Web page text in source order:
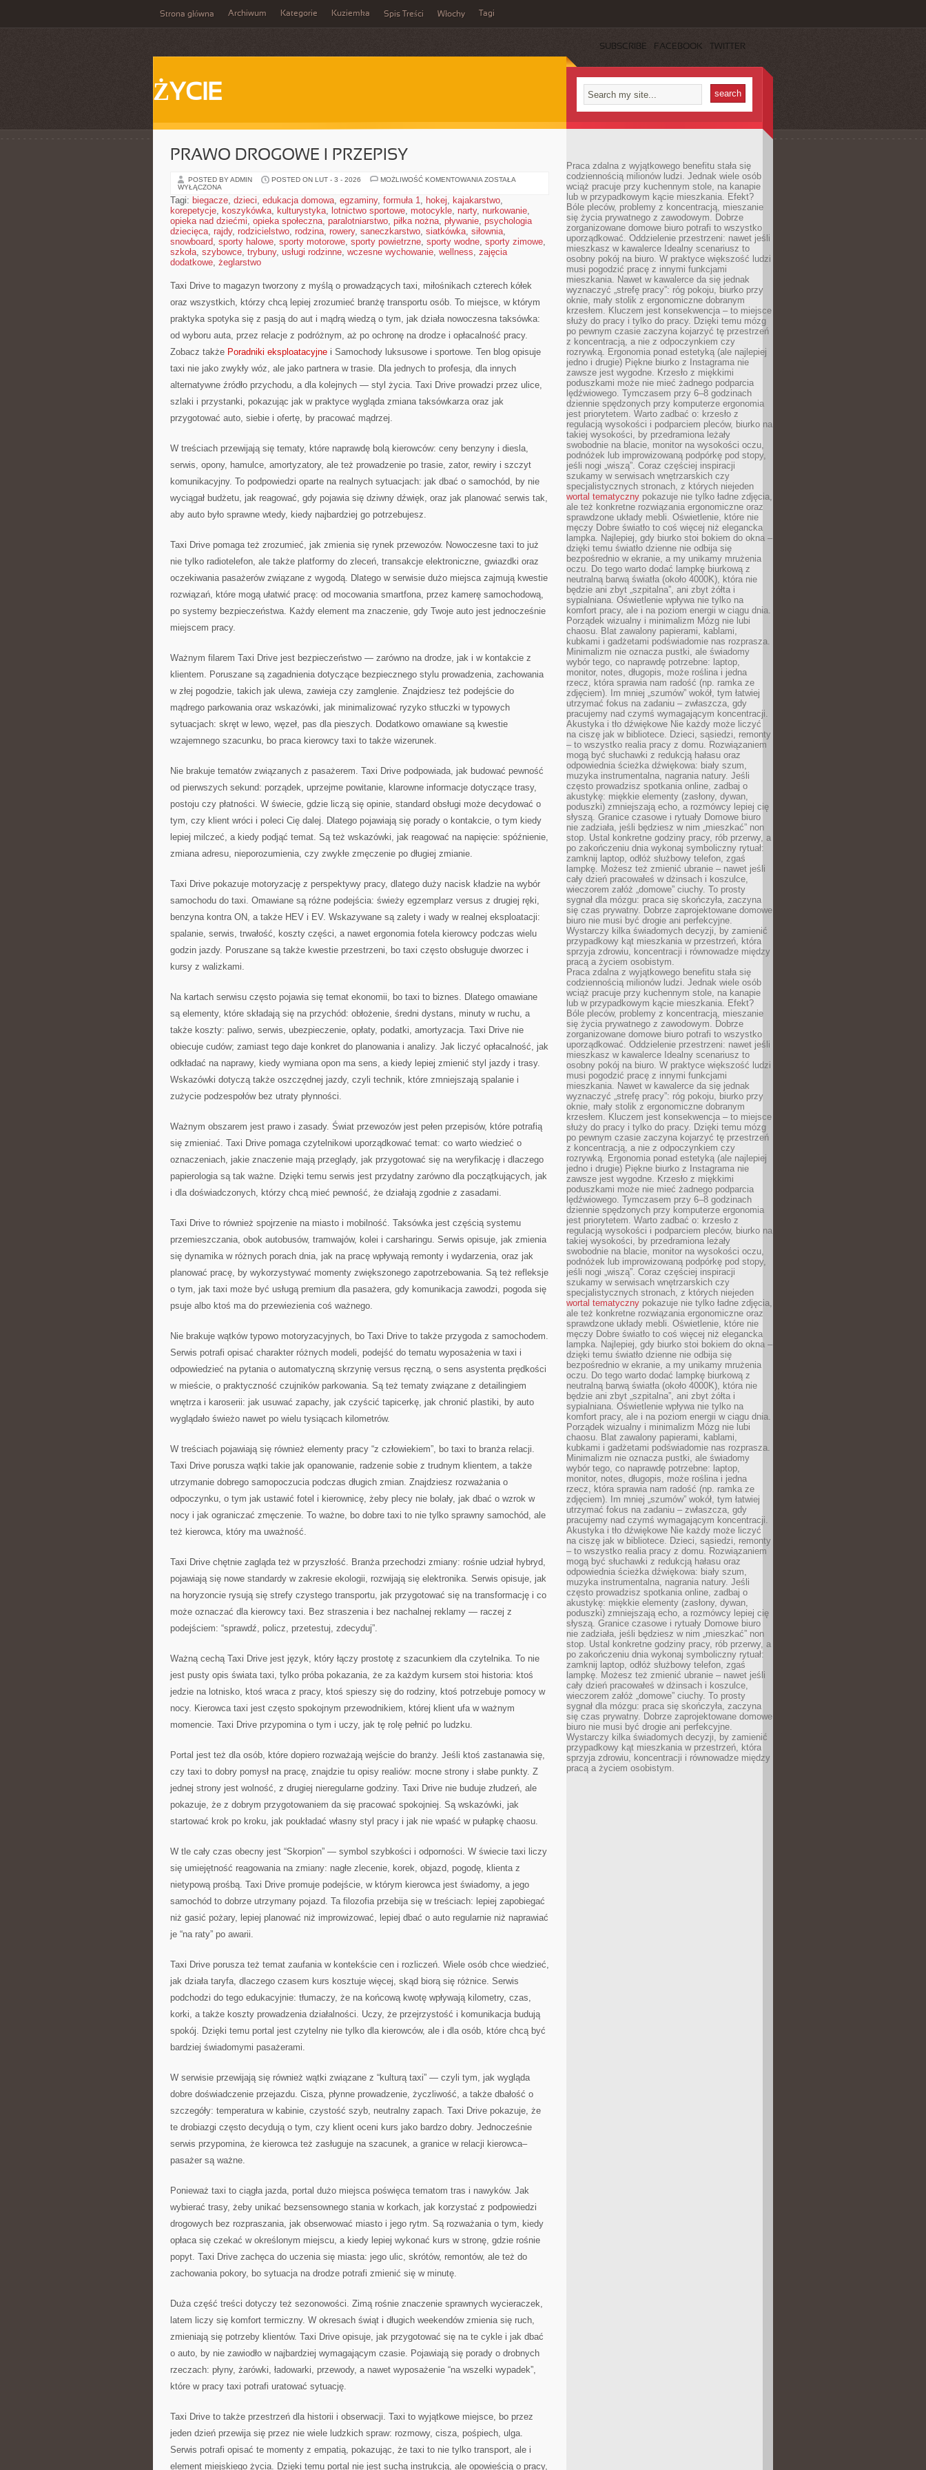
Strona główna Archiwum Kategorie Kuziemka Spis Treści Włochy Tagi
SUBSCRIBE FACEBOOK TWITTER
ŻYCIE
PRAWO DROGOWE I PRZEPISY
POSTED BY ADMIN POSTED ON LUT - 3 - 2026 MOŻLIWOŚĆ KOMENTOWANIA PRAWO
PRZEPISY
ZOSTAŁA
WYŁĄCZONA
Tagi: biegacze, dzieci, edukacja domowa, egzaminy, formuła 1, hokej, kajakarstwo,
korepetycje, koszykówka, kulturystyka, lotnictwo sportowe, motocykle, narty, nurkowanie,
opieka nad dziećmi, opieka społeczna, paralotniarstwo, piłka nożna, pływanie, psychologia
dziecięca, rajdy, rodzicielstwo, rodzina, rowery, saneczkarstwo, siatkówka, siłownia,
snowboard, sporty halowe, sporty motorowe, sporty powietrzne, sporty wodne, sporty zimowe,
szkoła, szybowce, trybuny, usługi rodzinne, wczesne wychowanie, wellness, zajęcia
dodatkowe, żeglarstwo
Taxi Drive to magazyn tworzony z myślą o prowadzących taxi, miłośnikach czterech kółek
oraz wszystkich, którzy chcą lepiej zrozumieć branżę transportu osób. To miejsce, w którym
praktyka spotyka się z pasją do aut i mądrą wiedzą o tym, jak działa nowoczesna taksówka:
od wyboru auta, przez relacje z podróżnym, aż po ochronę na drodze i opłacalność pracy.
Zobacz także Poradniki eksploatacyjne i Samochody luksusowe i sportowe. Ten blog opisuje
taxi nie jako zwykły wóz, ale jako partnera w trasie. Dla jednych to profesja, dla innych
alternatywne źródło przychodu, a dla kolejnych — styl życia. Taxi Drive prowadzi przez ulice,
szlaki i przystanki, pokazując jak w praktyce wygląda zmiana taksówkarza oraz jak
przygotować auto, siebie i ofertę, by pracować mądrzej.
W treściach przewijają się tematy, które naprawdę bolą kierowców: ceny benzyny i diesla,
serwis, opony, hamulce, amortyzatory, ale też prowadzenie po trasie, zator, rewiry i szczyt
komunikacyjny. To podpowiedzi oparte na realnych sytuacjach: jak dbać o samochód, by nie
wyciągał budżetu, jak reagować, gdy pojawia się dziwny dźwięk, oraz jak planować serwis tak,
aby auto było sprawne wtedy, kiedy najbardziej go potrzebujesz.
Taxi Drive pomaga też zrozumieć, jak zmienia się rynek przewozów. Nowoczesne taxi to już
nie tylko radiotelefon, ale także platformy do zleceń, transakcje elektroniczne, gwiazdki oraz
oczekiwania pasażerów związane z wygodą. Dlatego w serwisie dużo miejsca zajmują kwestie
rozwiązań, które mogą ułatwić pracę: od mocowania smartfona, przez kamerę samochodową,
po systemy bezpieczeństwa. Każdy element ma znaczenie, gdy Twoje auto jest jednocześnie
miejscem pracy.
Ważnym filarem Taxi Drive jest bezpieczeństwo — zarówno na drodze, jak i w kontakcie z
klientem. Poruszane są zagadnienia dotyczące bezpiecznego stylu prowadzenia, zachowania
w złej pogodzie, takich jak ulewa, zawieja czy zamglenie. Znajdziesz też podejście do
mądrego parkowania oraz wskazówki, jak minimalizować ryzyko stłuczki w typowych
sytuacjach: skręt w lewo, węzeł, pas dla pieszych. Dodatkowo omawiane są kwestie
wzajemnego szacunku, bo praca kierowcy taxi to także wizerunek.
Nie brakuje tematów związanych z pasażerem. Taxi Drive podpowiada, jak budować pewność
od pierwszych sekund: porządek, uprzejme powitanie, klarowne informacje dotyczące trasy,
postoju czy płatności. W świecie, gdzie liczą się opinie, standard obsługi może decydować o
tym, czy klient wróci i poleci Cię dalej. Dlatego pojawiają się porady o kontakcie, o tym kiedy
lepiej milczeć, a kiedy podjąć temat. Są też wskazówki, jak reagować na napięcie: spóźnienie,
zmiana adresu, nieporozumienia, czy zwykłe zmęczenie po długiej zmianie.
Taxi Drive pokazuje motoryzację z perspektywy pracy, dlatego duży nacisk kładzie na wybór
samochodu do taxi. Omawiane są różne podejścia: świeży egzemplarz versus z drugiej ręki,
benzyna kontra ON, a także HEV i EV. Wskazywane są zalety i wady w realnej eksploatacji:
spalanie, serwis, trwałość, koszty części, a nawet ergonomia fotela kierowcy podczas wielu
godzin jazdy. Poruszane są także kwestie przestrzeni, bo taxi często obsługuje dworzec i
kursy z walizkami.
Na kartach serwisu często pojawia się temat ekonomii, bo taxi to biznes. Dlatego omawiane
są elementy, które składają się na przychód: obłożenie, średni dystans, minuty w ruchu, a
także koszty: paliwo, serwis, ubezpieczenie, opłaty, podatki, amortyzacja. Taxi Drive nie
obiecuje cudów; zamiast tego daje konkret do planowania i analizy. Jak liczyć opłacalność, jak
odkładać na naprawy, kiedy wymiana opon ma sens, a kiedy lepiej zmienić styl jazdy i trasy.
Wskazówki dotyczą także oszczędnej jazdy, czyli technik, które zmniejszają spalanie i
zużycie podzespołów bez utraty płynności.
Ważnym obszarem jest prawo i zasady. Świat przewozów jest pełen przepisów, które potrafią
się zmieniać. Taxi Drive pomaga czytelnikowi uporządkować temat: co warto wiedzieć o
oznaczeniach, jakie znaczenie mają przeglądy, jak przygotować się na weryfikację i dlaczego
papierologia są tak ważne. Dzięki temu serwis jest przydatny zarówno dla początkujących, jak
i dla doświadczonych, którzy chcą mieć pewność, że działają zgodnie z zasadami.
Taxi Drive to również spojrzenie na miasto i mobilność. Taksówka jest częścią systemu
przemieszczania, obok autobusów, tramwajów, kolei i carsharingu. Serwis opisuje, jak zmienia
się dynamika w różnych porach dnia, jak na pracę wpływają remonty i wydarzenia, oraz jak
planować pracę, by wykorzystywać momenty zwiększonego zapotrzebowania. Są też refleksje
o tym, jak taxi może być usługą premium dla pasażera, gdy komunikacja zawodzi, pogoda się
psuje albo ktoś ma do przewiezienia coś ważnego.
Nie brakuje wątków typowo motoryzacyjnych, bo Taxi Drive to także przygoda z samochodem.
Serwis potrafi opisać charakter różnych modeli, podejść do tematu wyposażenia w taxi i
odpowiedzieć na pytania o automatyczną skrzynię versus ręczną, o sens asystenta prędkości
w mieście, o praktyczność czujników parkowania. Są też tematy związane z detailingiem
wnętrza i karoserii: jak usuwać zapachy, jak czyścić tapicerkę, jak chronić plastiki, by auto
wyglądało świeżo nawet po wielu tysiącach kilometrów.
W treściach pojawiają się również elementy pracy “z człowiekiem”, bo taxi to branża relacji.
Taxi Drive porusza wątki takie jak opanowanie, radzenie sobie z trudnym klientem, a także
utrzymanie dobrego samopoczucia podczas długich zmian. Znajdziesz rozważania o
odpoczynku, o tym jak ustawić fotel i kierownicę, żeby plecy nie bolały, jak dbać o wzrok w
nocy i jak ograniczać zmęczenie. To ważne, bo dobre taxi to nie tylko sprawny samochód, ale
też kierowca, który ma uważność.
Taxi Drive chętnie zagląda też w przyszłość. Branża przechodzi zmiany: rośnie udział hybryd,
pojawiają się nowe standardy w zakresie ekologii, rozwijają się elektronika. Serwis opisuje, jak
na horyzoncie rysują się strefy czystego transportu, jak przygotować się na transformację i co
może oznaczać dla kierowcy taxi. Bez straszenia i bez nachalnej reklamy — raczej z
podejściem: “sprawdź, policz, przetestuj, zdecyduj”.
Ważną cechą Taxi Drive jest język, który łączy prostotę z szacunkiem dla czytelnika. To nie
jest pusty opis świata taxi, tylko próba pokazania, że za każdym kursem stoi historia: ktoś
jedzie na lotnisko, ktoś wraca z pracy, ktoś spieszy się do rodziny, ktoś potrzebuje pomocy w
nocy. Kierowca taxi jest często spokojnym przewodnikiem, której klient ufa w ważnym
momencie. Taxi Drive przypomina o tym i uczy, jak tę rolę pełnić po ludzku.
Portal jest też dla osób, które dopiero rozważają wejście do branży. Jeśli ktoś zastanawia się,
czy taxi to dobry pomysł na pracę, znajdzie tu opisy realiów: mocne strony i słabe punkty. Z
jednej strony jest wolność, z drugiej nieregularne godziny. Taxi Drive nie buduje złudzeń, ale
pokazuje, że z dobrym przygotowaniem da się pracować spokojniej. Są wskazówki, jak
startować krok po kroku, jak poukładać własny styl pracy i jak nie wpaść w pułapkę chaosu.
W tle cały czas obecny jest “Skorpion” — symbol szybkości i odporności. W świecie taxi liczy
się umiejętność reagowania na zmiany: nagłe zlecenie, korek, objazd, pogodę, klienta z
nietypową prośbą. Taxi Drive promuje podejście, w którym kierowca jest świadomy, a jego
samochód to dobrze utrzymany pojazd. Ta filozofia przebija się w treściach: lepiej zapobiegać
niż gasić pożary, lepiej planować niż improwizować, lepiej dbać o auto regularnie niż naprawiać
je “na raty” po awarii.
Taxi Drive porusza też temat zaufania w kontekście cen i rozliczeń. Wiele osób chce wiedzieć,
jak działa taryfa, dlaczego czasem kurs kosztuje więcej, skąd biorą się różnice. Serwis
podchodzi do tego edukacyjnie: tłumaczy, że na końcową kwotę wpływają kilometry, czas,
korki, a także koszty prowadzenia działalności. Uczy, że przejrzystość i komunikacja budują
spokój. Dzięki temu portal jest czytelny nie tylko dla kierowców, ale i dla osób, które chcą być
bardziej świadomymi pasażerami.
W serwisie przewijają się również wątki związane z “kulturą taxi” — czyli tym, jak wygląda
dobre doświadczenie przejazdu. Cisza, płynne prowadzenie, życzliwość, a także dbałość o
szczegóły: temperatura w kabinie, czystość szyb, neutralny zapach. Taxi Drive pokazuje, że
te drobiazgi często decydują o tym, czy klient oceni kurs jako bardzo dobry. Jednocześnie
serwis przypomina, że kierowca też zasługuje na szacunek, a granice w relacji kierowca–
pasażer są ważne.
Ponieważ taxi to ciągła jazda, portal dużo miejsca poświęca tematom tras i nawyków. Jak
wybierać trasy, żeby unikać bezsensownego stania w korkach, jak korzystać z podpowiedzi
drogowych bez rozpraszania, jak obserwować miasto i jego rytm. Są rozważania o tym, kiedy
opłaca się czekać w określonym miejscu, a kiedy lepiej wykonać kurs w stronę, gdzie rośnie
popyt. Taxi Drive zachęca do uczenia się miasta: jego ulic, skrótów, remontów, ale też do
zachowania pokory, bo sytuacja na drodze potrafi zmienić się w minutę.
Duża część treści dotyczy też sezonowości. Zimą rośnie znaczenie sprawnych wycieraczek,
latem liczy się komfort termiczny. W okresach świąt i długich weekendów zmienia się ruch,
zmieniają się potrzeby klientów. Taxi Drive opisuje, jak przygotować się na te cykle i jak dbać
o auto, by nie zawiodło w najbardziej wymagającym czasie. Pojawiają się porady o drobnych
rzeczach: płyny, żarówki, ładowarki, przewody, a nawet wyposażenie “na wszelki wypadek”,
które w pracy taxi potrafi uratować sytuację.
Taxi Drive to także przestrzeń dla historii i obserwacji. Taxi to wyjątkowe miejsce, bo przez
jeden dzień przewija się przez nie wiele ludzkich spraw: rozmowy, cisza, pośpiech, ulga.
Serwis potrafi opisać te momenty z empatią, pokazując, że taxi to nie tylko transport, ale i
element miejskiego życia. Dzięki temu portal nie jest suchą instrukcją, ale opowieścią o pracy,
Praca zdalna z wyjątkowego benefitu stała się
codziennością milionów ludzi. Jednak wiele osób
wciąż pracuje przy kuchennym stole, na kanapie
lub w przypadkowym kącie mieszkania. Efekt?
Bóle pleców, problemy z koncentracją, mieszanie
się życia prywatnego z zawodowym. Dobrze
zorganizowane domowe biuro potrafi to wszystko
uporządkować. Oddzielenie przestrzeni: nawet jeśli
mieszkasz w kawalerce Idealny scenariusz to
osobny pokój na biuro. W praktyce większość ludzi
musi pogodzić pracę z innymi funkcjami
mieszkania. Nawet w kawalerce da się jednak
wyznaczyć „strefę pracy”: róg pokoju, biurko przy
oknie, mały stolik z ergonomiczne dobranym
krzesłem. Kluczem jest konsekwencja – to miejsce
służy do pracy i tylko do pracy. Dzięki temu mózg
po pewnym czasie zaczyna kojarzyć tę przestrzeń
z koncentracją, a nie z odpoczynkiem czy
rozrywką. Ergonomia ponad estetyką (ale najlepiej
jedno i drugie) Piękne biurko z Instagrama nie
zawsze jest wygodne. Krzesło z miękkimi
poduszkami może nie mieć żadnego podparcia
lędźwiowego. Tymczasem przy 6–8 godzinach
dziennie spędzonych przy komputerze ergonomia
jest priorytetem. Warto zadbać o: krzesło z
regulacją wysokości i podparciem pleców, biurko na
takiej wysokości, by przedramiona leżały
swobodnie na blacie, monitor na wysokości oczu,
podnóżek lub improwizowaną podpórkę pod stopy,
jeśli nogi „wiszą”. Coraz częściej inspiracji
szukamy w serwisach wnętrzarskich czy
specjalistycznych stronach, z których niejeden
wortal tematyczny pokazuje nie tylko ładne zdjęcia,
ale też konkretne rozwiązania ergonomiczne oraz
sprawdzone układy mebli. Oświetlenie, które nie
męczy Dobre światło to coś więcej niż elegancka
lampka. Najlepiej, gdy biurko stoi bokiem do okna –
dzięki temu światło dzienne nie odbija się
bezpośrednio w ekranie, a my unikamy mrużenia
oczu. Do tego warto dodać lampkę biurkową z
neutralną barwą światła (około 4000K), która nie
będzie ani zbyt „szpitalna”, ani zbyt żółta i
sypialniana. Oświetlenie wpływa nie tylko na
komfort pracy, ale i na poziom energii w ciągu dnia.
Porządek wizualny i minimalizm Mózg nie lubi
chaosu. Blat zawalony papierami, kablami,
kubkami i gadżetami podświadomie nas rozprasza.
Minimalizm nie oznacza pustki, ale świadomy
wybór tego, co naprawdę potrzebne: laptop,
monitor, notes, długopis, może roślina i jedna
rzecz, która sprawia nam radość (np. ramka ze
zdjęciem). Im mniej „szumów” wokół, tym łatwiej
utrzymać fokus na zadaniu – zwłaszcza, gdy
pracujemy nad czymś wymagającym koncentracji.
Akustyka i tło dźwiękowe Nie każdy może liczyć
na ciszę jak w bibliotece. Dzieci, sąsiedzi, remonty
– to wszystko realia pracy z domu. Rozwiązaniem
mogą być słuchawki z redukcją hałasu oraz
odpowiednia ścieżka dźwiękowa: biały szum,
muzyka instrumentalna, nagrania natury. Jeśli
często prowadzisz spotkania online, zadbaj o
akustykę: miękkie elementy (zasłony, dywan,
poduszki) zmniejszają echo, a rozmówcy lepiej cię
słyszą. Granice czasowe i rytuały Domowe biuro
nie zadziała, jeśli będziesz w nim „mieszkać” non
stop. Ustal konkretne godziny pracy, rób przerwy, a
po zakończeniu dnia wykonaj symboliczny rytuał:
zamknij laptop, odłóż służbowy telefon, zgaś
lampkę. Możesz też zmienić ubranie – nawet jeśli
cały dzień pracowałeś w dżinsach i koszulce,
wieczorem załóż „domowe” ciuchy. To prosty
sygnał dla mózgu: praca się skończyła, zaczyna
się czas prywatny. Dobrze zaprojektowane domowe
biuro nie musi być drogie ani perfekcyjne.
Wystarczy kilka świadomych decyzji, by zamienić
przypadkowy kąt mieszkania w przestrzeń, która
sprzyja zdrowiu, koncentracji i równowadze między
pracą a życiem osobistym.
Praca zdalna z wyjątkowego benefitu stała się
codziennością milionów ludzi. Jednak wiele osób
wciąż pracuje przy kuchennym stole, na kanapie
lub w przypadkowym kącie mieszkania. Efekt?
Bóle pleców, problemy z koncentracją, mieszanie
się życia prywatnego z zawodowym. Dobrze
zorganizowane domowe biuro potrafi to wszystko
uporządkować. Oddzielenie przestrzeni: nawet jeśli
mieszkasz w kawalerce Idealny scenariusz to
osobny pokój na biuro. W praktyce większość ludzi
musi pogodzić pracę z innymi funkcjami
mieszkania. Nawet w kawalerce da się jednak
wyznaczyć „strefę pracy”: róg pokoju, biurko przy
oknie, mały stolik z ergonomiczne dobranym
krzesłem. Kluczem jest konsekwencja – to miejsce
służy do pracy i tylko do pracy. Dzięki temu mózg
po pewnym czasie zaczyna kojarzyć tę przestrzeń
z koncentracją, a nie z odpoczynkiem czy
rozrywką. Ergonomia ponad estetyką (ale najlepiej
jedno i drugie) Piękne biurko z Instagrama nie
zawsze jest wygodne. Krzesło z miękkimi
poduszkami może nie mieć żadnego podparcia
lędźwiowego. Tymczasem przy 6–8 godzinach
dziennie spędzonych przy komputerze ergonomia
jest priorytetem. Warto zadbać o: krzesło z
regulacją wysokości i podparciem pleców, biurko na
takiej wysokości, by przedramiona leżały
swobodnie na blacie, monitor na wysokości oczu,
podnóżek lub improwizowaną podpórkę pod stopy,
jeśli nogi „wiszą”. Coraz częściej inspiracji
szukamy w serwisach wnętrzarskich czy
specjalistycznych stronach, z których niejeden
wortal tematyczny pokazuje nie tylko ładne zdjęcia,
ale też konkretne rozwiązania ergonomiczne oraz
sprawdzone układy mebli. Oświetlenie, które nie
męczy Dobre światło to coś więcej niż elegancka
lampka. Najlepiej, gdy biurko stoi bokiem do okna –
dzięki temu światło dzienne nie odbija się
bezpośrednio w ekranie, a my unikamy mrużenia
oczu. Do tego warto dodać lampkę biurkową z
neutralną barwą światła (około 4000K), która nie
będzie ani zbyt „szpitalna”, ani zbyt żółta i
sypialniana. Oświetlenie wpływa nie tylko na
komfort pracy, ale i na poziom energii w ciągu dnia.
Porządek wizualny i minimalizm Mózg nie lubi
chaosu. Blat zawalony papierami, kablami,
kubkami i gadżetami podświadomie nas rozprasza.
Minimalizm nie oznacza pustki, ale świadomy
wybór tego, co naprawdę potrzebne: laptop,
monitor, notes, długopis, może roślina i jedna
rzecz, która sprawia nam radość (np. ramka ze
zdjęciem). Im mniej „szumów” wokół, tym łatwiej
utrzymać fokus na zadaniu – zwłaszcza, gdy
pracujemy nad czymś wymagającym koncentracji.
Akustyka i tło dźwiękowe Nie każdy może liczyć
na ciszę jak w bibliotece. Dzieci, sąsiedzi, remonty
– to wszystko realia pracy z domu. Rozwiązaniem
mogą być słuchawki z redukcją hałasu oraz
odpowiednia ścieżka dźwiękowa: biały szum,
muzyka instrumentalna, nagrania natury. Jeśli
często prowadzisz spotkania online, zadbaj o
akustykę: miękkie elementy (zasłony, dywan,
poduszki) zmniejszają echo, a rozmówcy lepiej cię
słyszą. Granice czasowe i rytuały Domowe biuro
nie zadziała, jeśli będziesz w nim „mieszkać” non
stop. Ustal konkretne godziny pracy, rób przerwy, a
po zakończeniu dnia wykonaj symboliczny rytuał:
zamknij laptop, odłóż służbowy telefon, zgaś
lampkę. Możesz też zmienić ubranie – nawet jeśli
cały dzień pracowałeś w dżinsach i koszulce,
wieczorem załóż „domowe” ciuchy. To prosty
sygnał dla mózgu: praca się skończyła, zaczyna
się czas prywatny. Dobrze zaprojektowane domowe
biuro nie musi być drogie ani perfekcyjne.
Wystarczy kilka świadomych decyzji, by zamienić
przypadkowy kąt mieszkania w przestrzeń, która
sprzyja zdrowiu, koncentracji i równowadze między
pracą a życiem osobistym.